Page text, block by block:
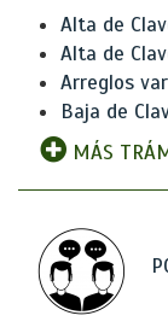
Alta de
Alta de
Arreglos
Baja de
MÁS